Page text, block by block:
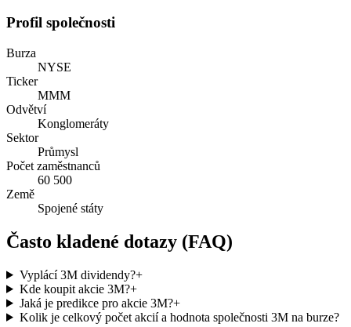
Profil společnosti
Burza
NYSE
Ticker
MMM
Odvětví
Konglomeráty
Sektor
Průmysl
Počet zaměstnanců
60 500
Země
Spojené státy
Často kladené dotazy (FAQ)
Vyplácí 3M dividendy?+
Kde koupit akcie 3M?+
Jaká je predikce pro akcie 3M?+
Kolik je celkový počet akcií a hodnota společnosti 3M na burze?